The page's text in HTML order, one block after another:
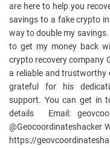
are here to help you
savings to a fake crypto
way to double my
to get my money back
crypto recovery company
a reliable and trustworthy
grateful for his
support. You can get in
details Email:
@Geocoordinateshacker
https://